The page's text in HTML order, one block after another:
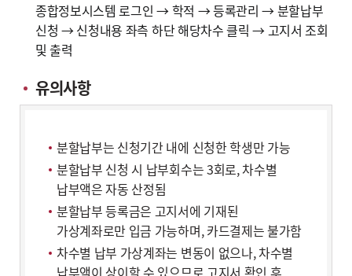
종합정보시스템 로그인 → 학적 → 등록관리 → 분할납부
신청 → 신청내용 좌측 하단 해당차수 클릭 → 고지서 조회
및 출력
유의사항
분할납부는 신청기간 내에 신청한 학생만 가능
분할납부 신청 시 납부회수는 3회로, 차수별
납부액은 자동 산정됨
분할납부 등록금은 고지서에 기재된
가상계좌로만 입금 가능하며, 카드결제는 불가함
차수별 납부 가상계좌는 변동이 없으나, 차수별